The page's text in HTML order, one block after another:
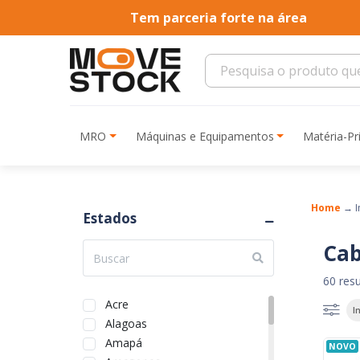
Tem parceria forte na área
MRO Máquinas e Equipamentos Matéria-
Estados
Acre
Alagoas
Amapá
Home →
60
NOVO